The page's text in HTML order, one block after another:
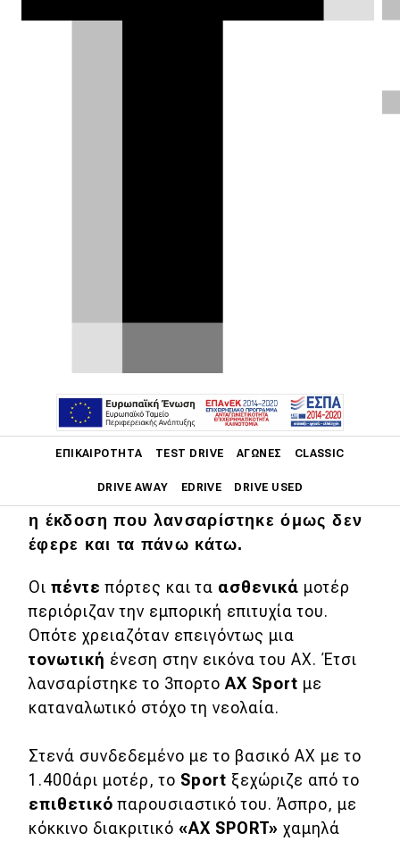
ΕΠΙΚΑΙΡΌΤΗΤΑ TEST DRIVE ΑΓΏΝΕΣ CLASSIC
DRIVE AWAY EDRIVE DRIVE USED
Main navigation
Επικαιρότητα
Νέα μοντέλα
Πρωτότυπα
Ελλάδα
Κόσμος
Ασφάλεια
Αγορά
Απόψεις
Τον Οκτώβριο του 1986, στο παρισινό
Σαλόνι Αυτοκινήτου, το Citroën AX
Αντικαταστάτης του γερασμένου Visa,
η έκδοση που λανσαρίστηκε όμως δεν
έφερε και τα πάνω κάτω.
Οι πέντεπόρτες και τα ασθενικά μοτέρ
περιόριζαν την εμπορική επιτυχία του.
Οπότε χρειαζόταν επειγόντως μια
τονωτική ένεση στην εικόνα του AX. Έτσι
λανσαρίστηκε το 3πορτο AX Sport με
καταναλωτικό στόχο τη νεολαία.
Στενά συνδεδεμένο με το βασικό AX με το
1.400άρι μοτέρ, το Sport ξεχώριζε από το
επιθετικόπαρουσιαστικό του. Άσπρο, με
κόκκινο διακριτικό «ΑΧ SPORT» χαμηλά